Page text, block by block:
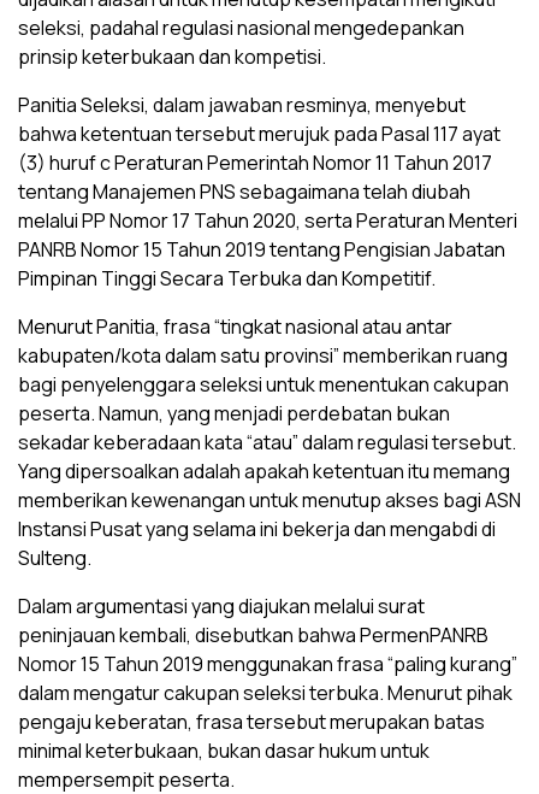
seleksi, padahal regulasi nasional mengedepankan
prinsip keterbukaan dan kompetisi.
Panitia Seleksi, dalam jawaban resminya, menyebut
bahwa ketentuan tersebut merujuk pada Pasal 117 ayat
(3) huruf c Peraturan Pemerintah Nomor 11 Tahun 2017
tentang Manajemen PNS sebagaimana telah diubah
melalui PP Nomor 17 Tahun 2020, serta Peraturan Menteri
PANRB Nomor 15 Tahun 2019 tentang Pengisian Jabatan
Pimpinan Tinggi Secara Terbuka dan Kompetitif.
Menurut Panitia, frasa “tingkat nasional atau antar
kabupaten/kota dalam satu provinsi” memberikan ruang
bagi penyelenggara seleksi untuk menentukan cakupan
peserta. Namun, yang menjadi perdebatan bukan
sekadar keberadaan kata “atau” dalam regulasi tersebut.
Yang dipersoalkan adalah apakah ketentuan itu memang
memberikan kewenangan untuk menutup akses bagi ASN
Instansi Pusat yang selama ini bekerja dan mengabdi di
Sulteng.
Dalam argumentasi yang diajukan melalui surat
peninjauan kembali, disebutkan bahwa PermenPANRB
Nomor 15 Tahun 2019 menggunakan frasa “paling kurang”
dalam mengatur cakupan seleksi terbuka. Menurut pihak
pengaju keberatan, frasa tersebut merupakan batas
minimal keterbukaan, bukan dasar hukum untuk
mempersempit peserta.